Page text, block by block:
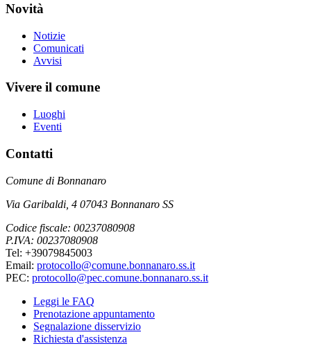
Novità
Notizie
Comunicati
Avvisi
Vivere il comune
Luoghi
Eventi
Contatti
Comune di Bonnanaro
Via Garibaldi, 4 07043 Bonnanaro SS
Codice fiscale: 00237080908
P.IVA: 00237080908
Tel: +39079845003
Email: protocollo@comune.bonnanaro.ss.it
PEC: protocollo@pec.comune.bonnanaro.ss.it
Leggi le FAQ
Prenotazione appuntamento
Segnalazione disservizio
Richiesta d'assistenza